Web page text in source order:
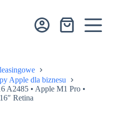
Koszyk
Apple dla biznesu
A2485 • Apple M1 Pro •
Retina